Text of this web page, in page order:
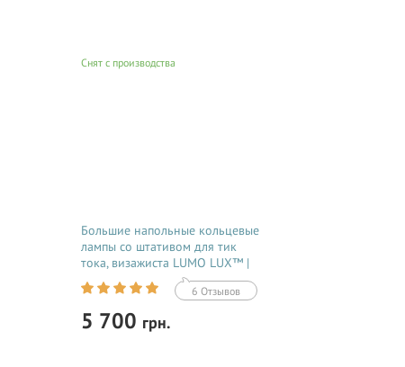
Снят с производства
Большие напольные кольцевые
лампы со штативом для тик
тока, визажиста LUMO LUX™ |
96 Ватт | диаметром 45 см. с
держателем для телефона
купить недорого в Украине
(Одессе) 356786
6 Отзывов
5 700 грн.